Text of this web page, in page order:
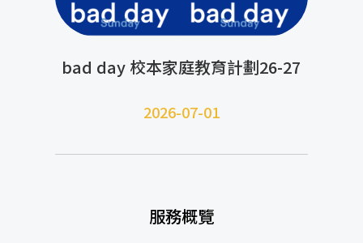
bad day 校本家庭教育計劃26-27
2026-07-01
服務概覽